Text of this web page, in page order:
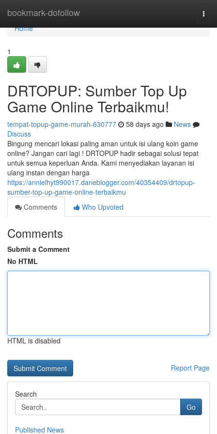
bookmark-dofollow
Home
Home
1
DRTOPUP: Sumber Top Up
Game Online Terbaikmu!
tempat-topup-game-murah-630777 58 days ago
News
Discuss
Bingung mencari lokasi paling aman untuk isi ulang koin game
online? Jangan cari lagi ! DRTOPUP hadir sebagai solusi tepat
untuk semua keperluan Anda. Kami menyediakan layanan isi
ulang instan dengan harga
https://annielhyt990017.daneblogger.com/40354409/drtopup-
sumber-top-up-game-online-terbaikmu
Comments
Who Upvoted
Comments
Submit a Comment
No HTML
HTML is disabled
Report Page
Search
Go
Published News